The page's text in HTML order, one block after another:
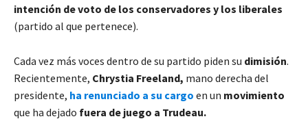
intención de voto de los conservadores y los liberales
(partido al que pertenece).
Cada vez más voces dentro de su partido piden su dimisión.
Recientemente, Chrystia Freeland, mano derecha del
presidente, ha renunciado a su cargo en un movimiento
que ha dejado fuera de juego a Trudeau.